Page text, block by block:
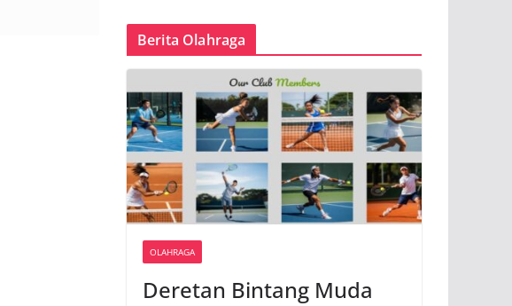
Berita Olahraga
OLAHRAGA
Deretan Bintang Muda